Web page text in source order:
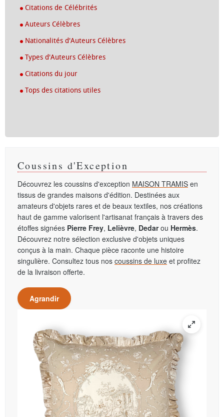
Citations de Célébrités
Auteurs Célèbres
Nationalités d'Auteurs Célèbres
Types d'Auteurs Célèbres
Citations du jour
Tops des citations utiles
Coussins d'Exception
Découvrez les coussins d'exception MAISON TRAMIS en
tissus de grandes maisons d'édition. Destinées aux
amateurs d'objets rares et de beaux textiles, nos créations
haut de gamme valorisent l'artisanat français à travers des
étoffes signées Pierre Frey, Lelièvre, Dedarou Hermès.
Découvrez notre sélection exclusive d'objets uniques
conçus à la main. Chaque pièce raconte une histoire
singulière. Consultez tous nos coussins de luxe et profitez
de la livraison offerte.
Agrandir